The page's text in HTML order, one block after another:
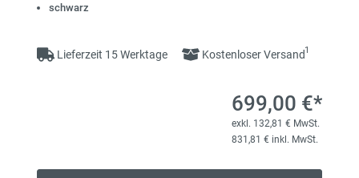
schwarz
Lieferzeit 15 Werktage Kostenloser Versand1
699,00 €*
exkl. 132,81 € MwSt.
831,81 € inkl. MwSt.